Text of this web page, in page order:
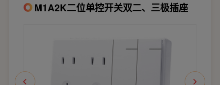
M1A2K二位单控开关双二、三极插座